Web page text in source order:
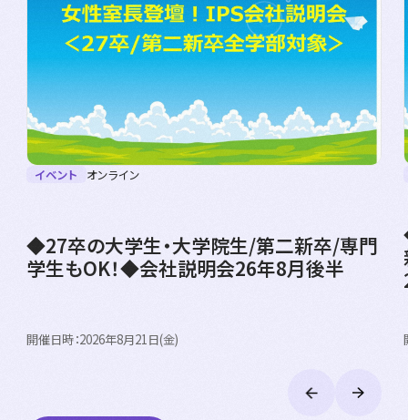
イベント オンライン
◆27卒の大学生・大学院生/第二新卒/専門
学生もOK！◆会社説明会26年8月後半
開催日時：2026年8月21日(金)